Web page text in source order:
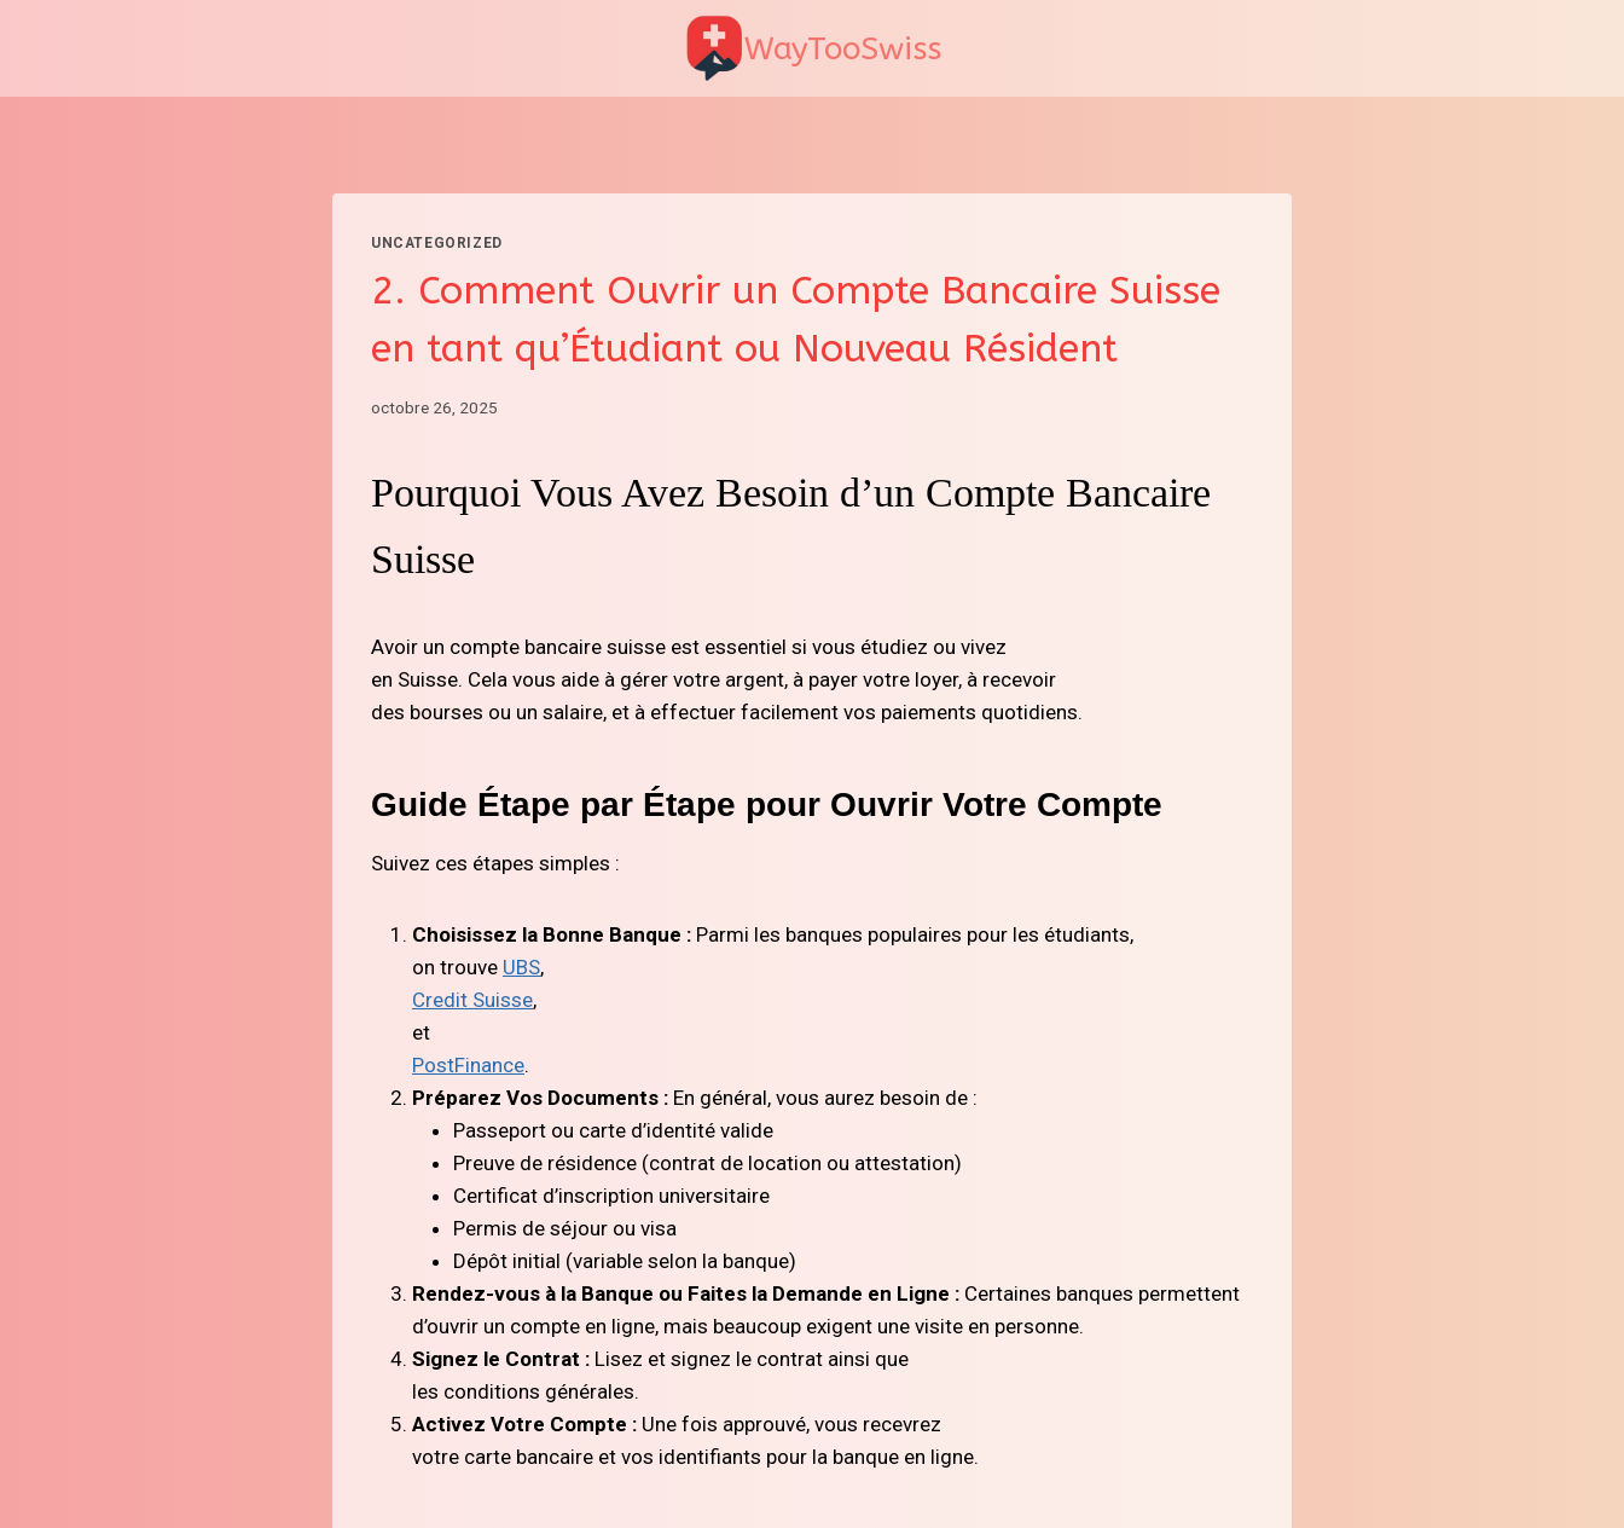
WayTooSwiss
UNCATEGORIZED
2. Comment Ouvrir un Compte Bancaire Suisse
en tant qu’Étudiant ou Nouveau Résident
octobre 26, 2025
Pourquoi Vous Avez Besoin d’un Compte Bancaire
Suisse
Avoir un compte bancaire suisse est essentiel si vous étudiez ou vivez
en Suisse. Cela vous aide à gérer votre argent, à payer votre loyer, à recevoir
des bourses ou un salaire, et à effectuer facilement vos paiements quotidiens.
Guide Étape par Étape pour Ouvrir Votre Compte
Suivez ces étapes simples :
Choisissez la Bonne Banque : Parmi les banques populaires pour les étudiants,
on trouve UBS,
Credit Suisse,
et
PostFinance.
Préparez Vos Documents : En général, vous aurez besoin de :
Passeport ou carte d’identité valide
Preuve de résidence (contrat de location ou attestation)
Certificat d’inscription universitaire
Permis de séjour ou visa
Dépôt initial (variable selon la banque)
Rendez-vous à la Banque ou Faites la Demande en Ligne : Certaines banques permettent
d’ouvrir un compte en ligne, mais beaucoup exigent une visite en personne.
Signez le Contrat : Lisez et signez le contrat ainsi que
les conditions générales.
Activez Votre Compte : Une fois approuvé, vous recevrez
votre carte bancaire et vos identifiants pour la banque en ligne.